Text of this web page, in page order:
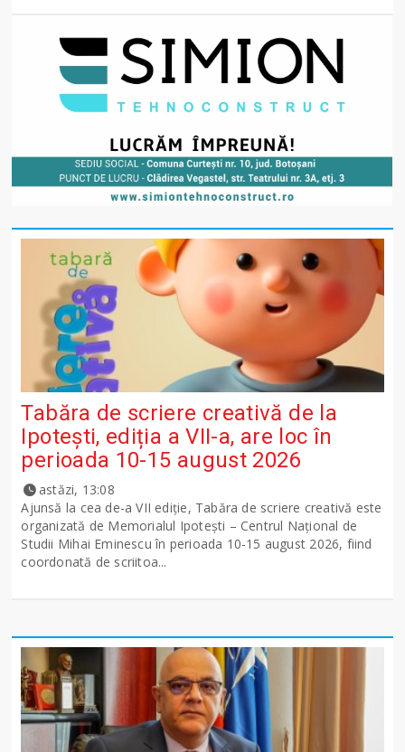
Tabăra de scriere creativă de la
Ipotești, ediția a VII-a, are loc în
perioada 10-15 august 2026
astăzi, 13:08
Ajunsă la cea de-a VII ediție, Tabăra de scriere creativă este
organizată de Memorialul Ipotești – Centrul Național de
Studii Mihai Eminescu în perioada 10-15 august 2026, fiind
coordonată de scriitoa...